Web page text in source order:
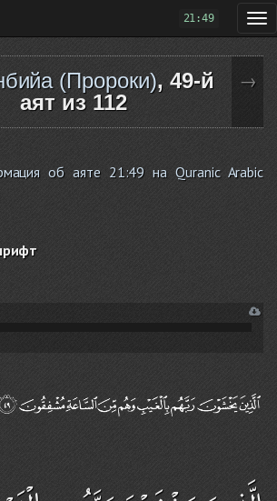
21:49
(Пророки), 49-й
аят из 112
→
об аяте 21:49 на Quranic Arabic